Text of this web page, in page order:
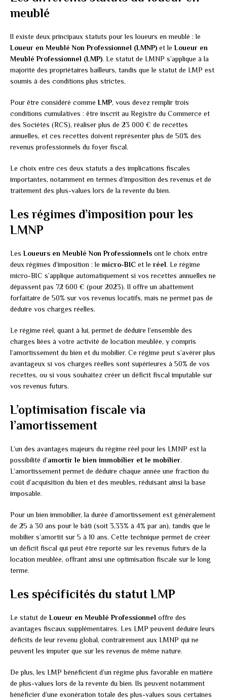
meublé
Il existe deux principaux statuts pour les loueurs en meublé : le
Loueur en Meublé Non Professionnel (LMNP) et leLoueur en
Meublé Professionnel (LMP). Le statut de LMNP s’applique à la
majorité des propriétaires bailleurs, tandis que le statut de LMP est
soumis à des conditions plus strictes.
Pour être considéré commeLMP, vous devez remplir trois
conditions cumulatives : être inscrit au Registre du Commerce et
des Sociétés (RCS), réaliser plus de 23 000 € de recettes
annuelles, et ces recettes doivent représenter plus de 50% des
revenus professionnels du foyer fiscal.
Le choix entre ces deux statuts a des implications fiscales
importantes, notamment en termes d’imposition des revenus et de
traitement des plus-values lors de la revente du bien.
Les régimes d’imposition pour les
LMNP
LesLoueurs en Meublé Non Professionnels ont le choix entre
deux régimes d’imposition : le micro-BIC et le réel. Le régime
micro-BIC s’applique automatiquement si vos recettes annuelles ne
dépassent pas 72 600 € (pour 2023). Il offre un abattement
forfaitaire de 50% sur vos revenus locatifs, mais ne permet pas de
déduire vos charges réelles.
Le régime réel, quant à lui, permet de déduire l’ensemble des
charges liées à votre activité de location meublée, y compris
l’amortissement du bien et du mobilier. Ce régime peut s’avérer plus
avantageux si vos charges réelles sont supérieures à 50% de vos
recettes, ou si vous souhaitez créer un déficit fiscal imputable sur
vos revenus futurs.
L’optimisation fiscale via
l’amortissement
L’un des avantages majeurs du régime réel pour les LMNP est la
possibilité d’amortir le bien immobilier et le mobilier.
L’amortissement permet de déduire chaque année une fraction du
coût d’acquisition du bien et des meubles, réduisant ainsi la base
imposable.
Pour un bien immobilier, la durée d’amortissement est généralement
de 25 à 30 ans pour le bâti (soit 3,33% à 4% par an), tandis que le
mobilier s’amortit sur 5 à 10 ans. Cette technique permet de créer
un déficit fiscal qui peut être reporté sur les revenus futurs de la
location meublée, offrant ainsi une optimisation fiscale sur le long
terme.
Les spécificités du statut LMP
Le statut deLoueur en Meublé Professionnel offre des
avantages fiscaux supplémentaires. Les LMP peuvent déduire leurs
déficits de leur revenu global, contrairement aux LMNP qui ne
peuvent les imputer que sur les revenus de même nature.
De plus, les LMP bénéficient d’un régime plus favorable en matière
de plus-values lors de la revente du bien. Ils peuvent notamment
bénéficier d’une exonération totale des plus-values sous certaines